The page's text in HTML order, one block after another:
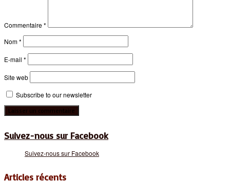
Commentaire*
Nom*
E-mail *
Site web
Subscribe to our newsletter
Suivez-nous sur Facebook
Suivez-nous sur Facebook
Articles récents